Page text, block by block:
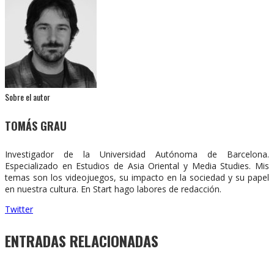
Sobre el autor
TOMÁS GRAU
Investigador de la Universidad Autónoma de Barcelona.
Especializado en Estudios de Asia Oriental y Media Studies. Mis
temas son los videojuegos, su impacto en la sociedad y su papel
en nuestra cultura. En Start hago labores de redacción.
Twitter
ENTRADAS RELACIONADAS